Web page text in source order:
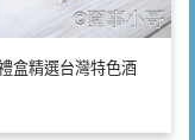
盒精選台灣特色酒